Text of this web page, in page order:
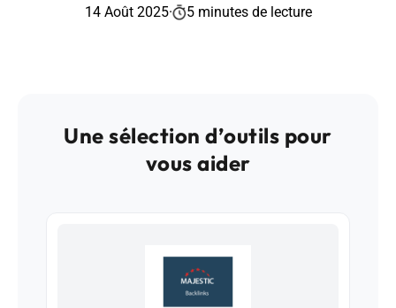
14 Août 2025· 5 minutes de lecture
Une sélection d’outils pour
vous aider